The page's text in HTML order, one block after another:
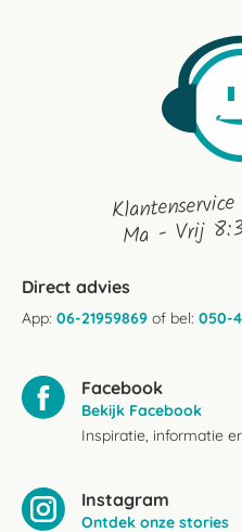
Ma - Vrij
Direct advies
App: 06-21959869 of bel: 050-
Facebook
Bekijk Facebook
Inspiratie, informatie
Instagram
Ontdek onze stories